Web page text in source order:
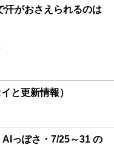
汗がおさえられるのは
と更新情報）
っぽさ・7/25～31 の